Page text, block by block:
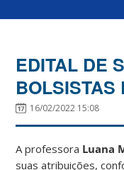
EDITAL DE
BOLSISTAS
16/02/2022 15:08
A professora Luana
suas atribuições,